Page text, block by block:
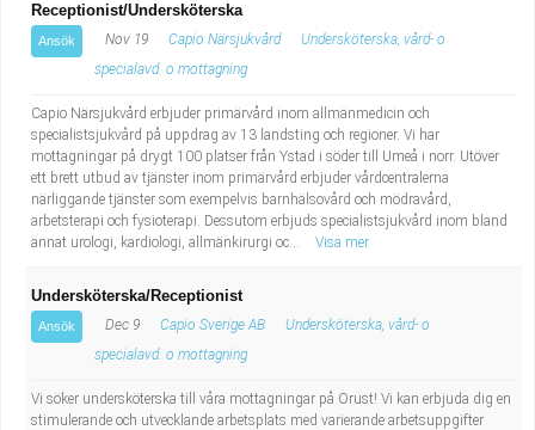
Undersköterska, vård- o specialavd. o mottagning
Administrativ assistent
Lärare i gymnasiet
Receptionist/Undersköterska
Ansök Nov 19 Capio Närsjukvård
Undersköterska, vård- o
specialavd. o mottagning
Capio Närsjukvård erbjuder primärvård inom allmänmedicin och
specialistsjukvård på uppdrag av 13 landsting och regioner. Vi har
mottagningar på drygt 100 platser från Ystad i söder till Umeå i norr. Utöver
ett brett utbud av tjänster inom primärvård erbjuder vårdcentralerna
närliggande tjänster som exempelvis barnhälsovård och mödravård,
arbetsterapi och fysioterapi. Dessutom erbjuds specialistsjukvård inom bland
annat urologi, kardiologi, allmänkirurgi oc...
Visa mer
Undersköterska/Receptionist
Ansök Dec 9 Capio Sverige AB
Undersköterska, vård- o
specialavd. o mottagning
Vi söker undersköterska till våra mottagningar på Orust! Vi kan erbjuda dig en
stimulerande och utvecklande arbetsplats med varierande arbetsuppgifter